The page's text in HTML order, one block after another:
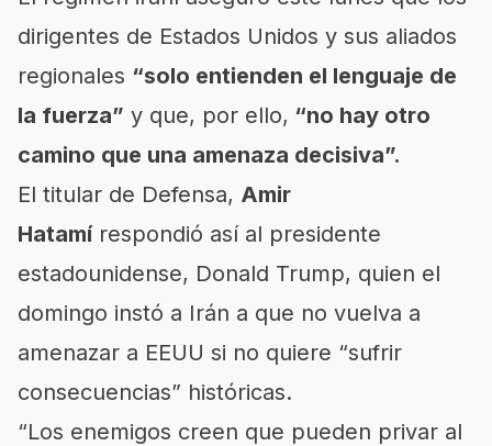
dirigentes de Estados Unidos y sus aliados
regionales “solo entienden el lenguaje de
la fuerza” y que, por ello, “no hay otro
camino que una amenaza decisiva”.
El titular de Defensa, Amir
Hatamírespondió así al presidente
estadounidense, Donald Trump, quien el
domingo instó a Irán a que no vuelva a
amenazar a EEUU si no quiere “sufrir
consecuencias” históricas.
“Los enemigos creen que pueden privar al